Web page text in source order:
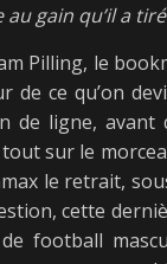
gain qu’il a
Pilling, le
de ce qu’on
de ligne, avant
sur le
le retrait,
cette
de football